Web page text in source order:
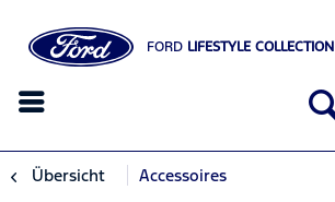
FORD LIFESTYLE COLLECTION
Übersicht Accessoires